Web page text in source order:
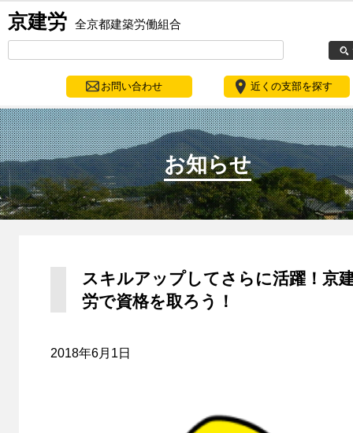
京建労 全京都建築労働組合
お問い合わせ 近くの支部を探す
お知らせ
スキルアップしてさらに活躍！京
労で資格を取ろう！
2018年6月1日